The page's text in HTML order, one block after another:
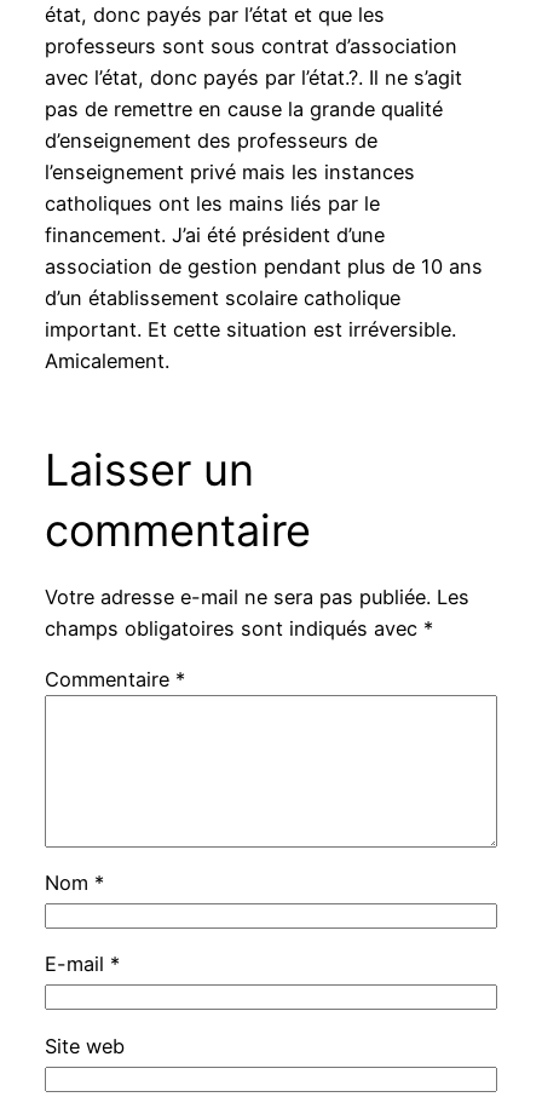
état, donc payés par l’état et que les
professeurs sont sous contrat d’association
avec l’état, donc payés par l’état.?. Il ne s’agit
pas de remettre en cause la grande qualité
d’enseignement des professeurs de
l’enseignement privé mais les instances
catholiques ont les mains liés par le
financement. J’ai été président d’une
association de gestion pendant plus de 10 ans
d’un établissement scolaire catholique
important. Et cette situation est irréversible.
Amicalement.
Laisser un
commentaire
Votre adresse e-mail ne sera pas publiée. Les
champs obligatoires sont indiqués avec *
Commentaire *
Nom *
E-mail *
Site web